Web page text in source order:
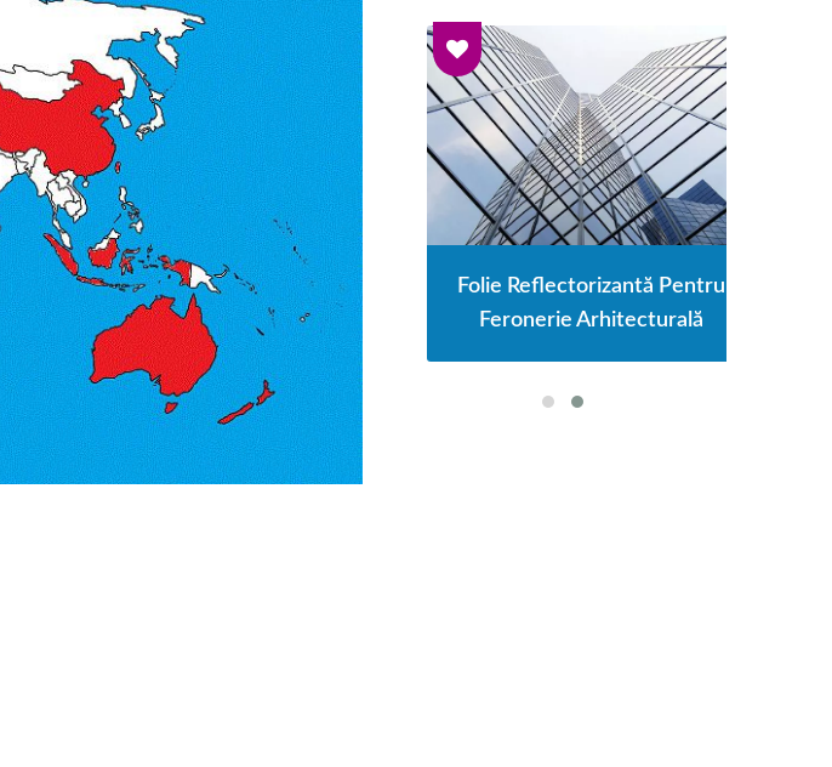
Folie Pentru Feronerie De
Siguranță Și Securitate
Folie Reflectorizantă Pentru
Feronerie Arhitecturală